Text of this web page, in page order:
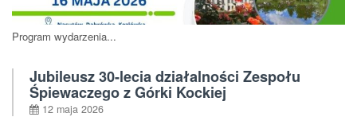
Program wydarzenia...
Jubileusz 30-lecia działalności Zespołu
Śpiewaczego z Górki Kockiej
12 maja 2026